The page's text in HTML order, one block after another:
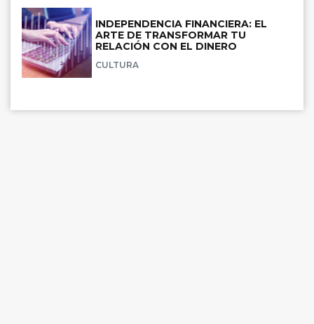
INDEPENDENCIA FINANCIERA: EL
ARTE DE TRANSFORMAR TU
RELACIÓN CON EL DINERO
CULTURA